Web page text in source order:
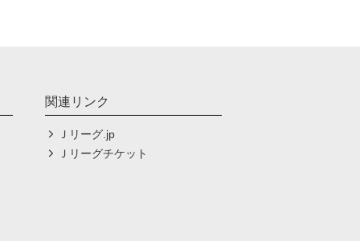
関連リンク
Ｊリーグ.jp
Ｊリーグチケット